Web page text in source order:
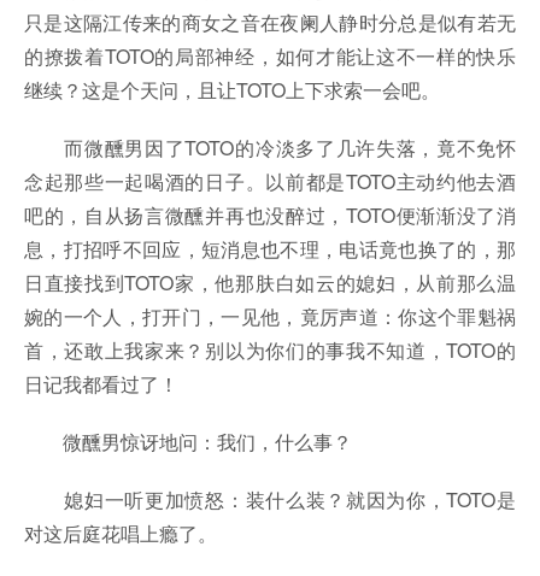
只是这隔江传来的商女之音在夜阑人静时分总是似有若无
的撩拨着TOTO的局部神经，如何才能让这不一样的快乐
继续？这是个天问，且让TOTO上下求索一会吧。
而微醺男因了TOTO的冷淡多了几许失落，竟不免怀
念起那些一起喝酒的日子。以前都是TOTO主动约他去酒
吧的，自从扬言微醺并再也没醉过，TOTO便渐渐没了消
息，打招呼不回应，短消息也不理，电话竟也换了的，那
日直接找到TOTO家，他那肤白如云的媳妇，从前那么温
婉的一个人，打开门，一见他，竟厉声道：你这个罪魁祸
首，还敢上我家来？别以为你们的事我不知道，TOTO的
日记我都看过了！
微醺男惊讶地问：我们，什么事？
媳妇一听更加愤怒：装什么装？就因为你，TOTO是
对这后庭花唱上瘾了。